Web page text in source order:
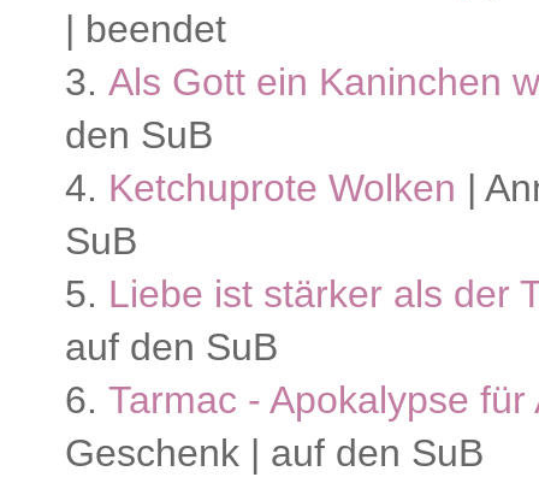
| beendet
3. Als Gott ein Kaninchen
den SuB
4. Ketchuprote Wolken |
SuB
5. Liebe ist stärker als der
auf den SuB
6. Tarmac - Apokalypse für
Geschenk | auf den SuB